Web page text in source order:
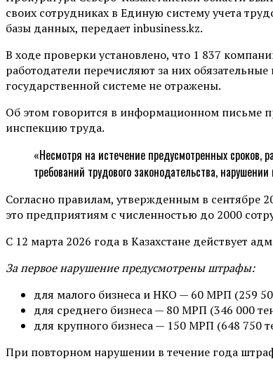
своих сотрудниках в Единую систему учета
базы данных, передает inbusiness.kz.
В ходе проверки установлено, что 1 837
работодатели перечисляют за них
государственной системе не отражены.
Об этом говорится в информационном письме
инспекцию труда.
«Несмотря на истечение предусмотренных сроков,
требований трудового законодательства,
Согласно правилам, утвержденным в сентябре
это предприятиям с численностью до 2000
С 12 марта 2026 года в Казахстане действует
За первое нарушение предусмотрены штрафы:
для малого бизнеса и НКО — 60 МРП (259
для среднего бизнеса — 80 МРП (346 000
для крупного бизнеса — 150 МРП (648 750
При повторном нарушении в течение года